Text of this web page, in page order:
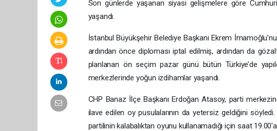
Son günlerde yaşanan siyasi gelişmelere göre
yaşandı.
İstanbul Büyükşehir Belediye Başkanı Ekrem
ardından önce diploması iptal edilmiş, ardından da
planlanan ön seçim pazar günü bütün Türkiye’de
merkezlerinde yoğun izdihamlar yaşandı.
CHP Banaz İlçe Başkanı Erdoğan Atasoy, parti
ilave edilen oy pusulalarının da yetersiz geldiğini
partilinin kalabalıktan oyunu kullanamadığı için saat 19.00'a